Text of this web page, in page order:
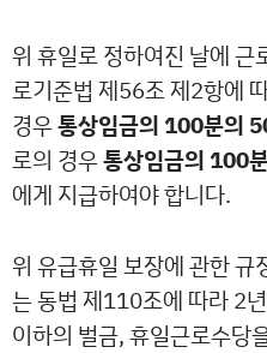
위 휴일로 정하여진 날에 근
로기준법 제56조 제2항에
경우통상임금의 100분의
로의 경우통상임금의 100
에게 지급하여야 합니다.
위 유급휴일 보장에 관한
는 동법 제110조에 따라 2
이하의 벌금, 휴일근로수당